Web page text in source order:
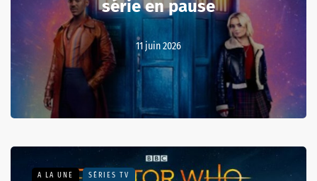
série en pause
11 juin 2026
A LA UNE SÉRIES TV